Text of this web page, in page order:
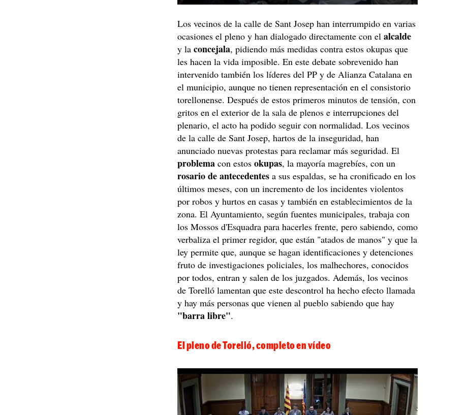
Los vecinos de la calle de Sant Josep han interrumpido en varias
ocasiones el pleno y han dialogado directamente con elalcalde
y laconcejala, pidiendo más medidas contra estos okupas que
les hacen la vida imposible. En este debate sobrevenido han
intervenido también los líderes del PP y de Alianza Catalana en
el municipio, aunque no tienen representación en el consistorio
torellonense. Después de estos primeros minutos de tensión, con
gritos en el exterior de la sala de plenos e interrupciones del
plenario, el acto ha podido seguir con normalidad. Los vecinos
de la calle de Sant Josep, hartos de la inseguridad, han
anunciado nuevas protestas para reclamar más seguridad. El
problema con estosokupas, la mayoría magrebíes, con un
rosario de antecedentes a sus espaldas, se ha cronificado en los
últimos meses, con un incremento de los incidentes violentos
por robos y hurtos en casas y también en establecimientos de la
zona. El Ayuntamiento, según fuentes municipales, trabaja con
los Mossos d'Esquadra para hacerles frente, pero sabiendo, como
verbaliza el primer regidor, que están "atados de manos" y que la
ley permite que, aunque se hagan identificaciones y detenciones
fruto de investigaciones policiales, los malhechores, conocidos
por todos, entran y salen de los juzgados. Además, los vecinos
de Torelló lamentan que este descontrol ha hecho efecto llamada
y hay más personas que vienen al pueblo sabiendo que hay
"barra libre".
El pleno de Torelló, completo en vídeo